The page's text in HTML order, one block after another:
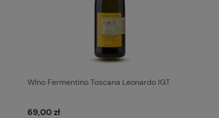
WIno Fermentino Toscana Leonardo IGT
69,00 zł